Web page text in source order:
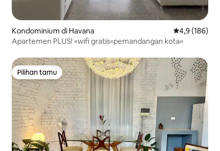
Kondominium di Havana Nilai rata-rata
4,9 (186)
Apartemen PLUS! «wifi gratis«pemandangan kota«
Pilihan tamu
Pilihan tamu